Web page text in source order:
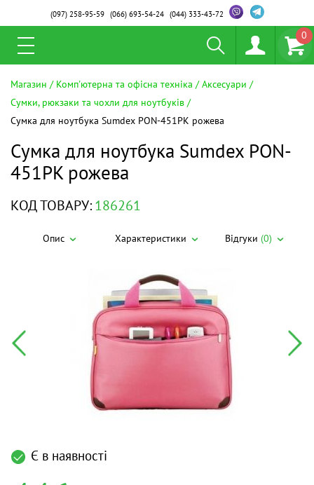
(097)258-95-59 (066)693-54-24 (044)333-43-72
0
Магазин Комп'ютерна та офісна техніка
Аксесуари
Сумки, рюкзаки та чохли для ноутбуків
Сумка для ноутбука Sumdex PON-451PK рожева
Сумка для ноутбука Sumdex PON-
451PK рожева
КОД ТОВАРУ:186261
Опис Характеристики Відгуки(0)
Є в наявності